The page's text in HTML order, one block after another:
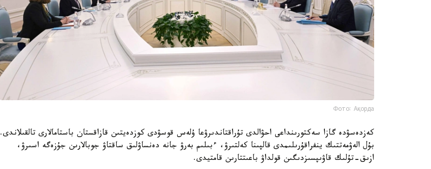
Фото: Ақорда
كەزدەسۋدە گازا سەكتورىنداعى احۋالدى تۇراقتاندىرۋعا ۇلەس قوسۋدى كوزدەيتىن قازاقستان باستامالارى تالقىلاندى.
بۇل الەۋمەتتىك ينفراقۇرىلىمدى قالپىنا كەلتىرۋ، ءبىلىم بەرۋ جانە دەنساۋلىق ساقتاۋ جوبالارىن جۇزەگە اسىرۋ،
ازىق-تۇلىك قاۋىپسىزدىگىن قولداۋ باعىتتارىن قامتيدى.